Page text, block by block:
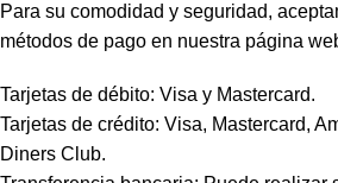
Para su comodidad y seguridad,
métodos de pago en nuestra página
Tarjetas de débito: Visa y Mastercard.
Tarjetas de crédito: Visa, Mastercard,
Diners Club.